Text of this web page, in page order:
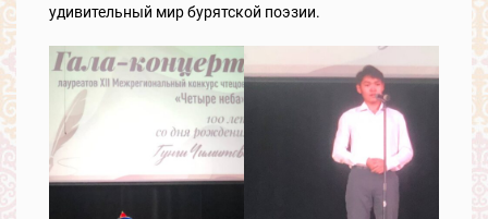
удивительный мир бурятской поэзии.